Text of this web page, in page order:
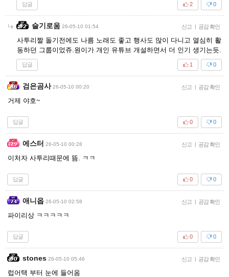
답글 0
2
슬기로움 26-05-10 01:54 신고 | 공감 확인
사투리짤 돌기전에도 나름 노래도 좋고 행사도 많이 다니고 열심히 활
동하던 그룹이었쥬.원이가 개인 유튜브 개설하면서 더 인기 생기는듯.
답글 0
1
검은곰사 26-05-10 00:20 신고 | 공감 확인
거제 야호~
답글 0
0
에스터 26-05-10 00:28 신고 | 공감 확인
이처자 사투리때문에 뜸. ㅋㅋ
답글 0
0
애니옵 26-05-10 02:58 신고 | 공감 확인
파이리상 ㅋㅋㅋㅋㅋ
답글 0
0
stones 26-05-10 05:46 신고 | 공감 확인
럽어택 부터 눈에 들어옴